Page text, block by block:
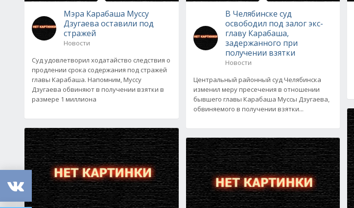
Мэра Карабаша Муссу
Дзугаева оставили под
стражей
Новости
Суд удовлетворил ходатайство следствия о
продлении срока содержания под стражей
главы Карабаша. Напомним, Муссу
Дзугаева обвиняют в получении взятки в
размере 1 миллиона
В Челябинске суд
освободил под залог экс-
главу Карабаша,
задержанного при
получении взятки
Новости
Центральный районный суд Челябинска
изменил меру пресечения в отношении
бывшего главы Карабаша Муссы Дзугаева,
обвиняемого в получении взятки...